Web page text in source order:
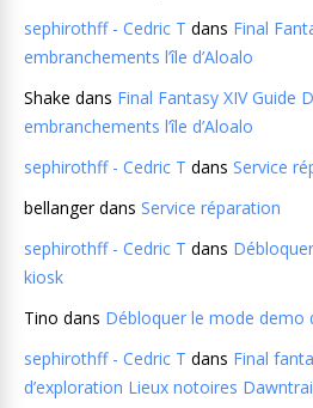
sephirothff - Cedric T dans Final
embranchements l’île d’Aloalo
Shake dans Final Fantasy XIV Guide
embranchements l’île d’Aloalo
sephirothff - Cedric T dans Service
bellangerdans Service réparation
sephirothff - Cedric T dans
kiosk
Tino dans Débloquer le mode demo
sephirothff - Cedric T dans Final
d’exploration Lieux notoires